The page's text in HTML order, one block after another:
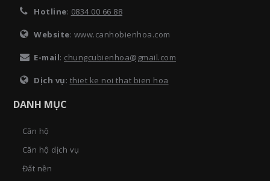
Hotline: 0834 00 66 88
Website: www.canhobienhoa.com
E-mail: chungcubienhoa@gmail.com
Dịch vụ: thiet ke noi that bien hoa
DANH MỤC
Căn hộ
Căn hộ dịch vụ
Đất nền